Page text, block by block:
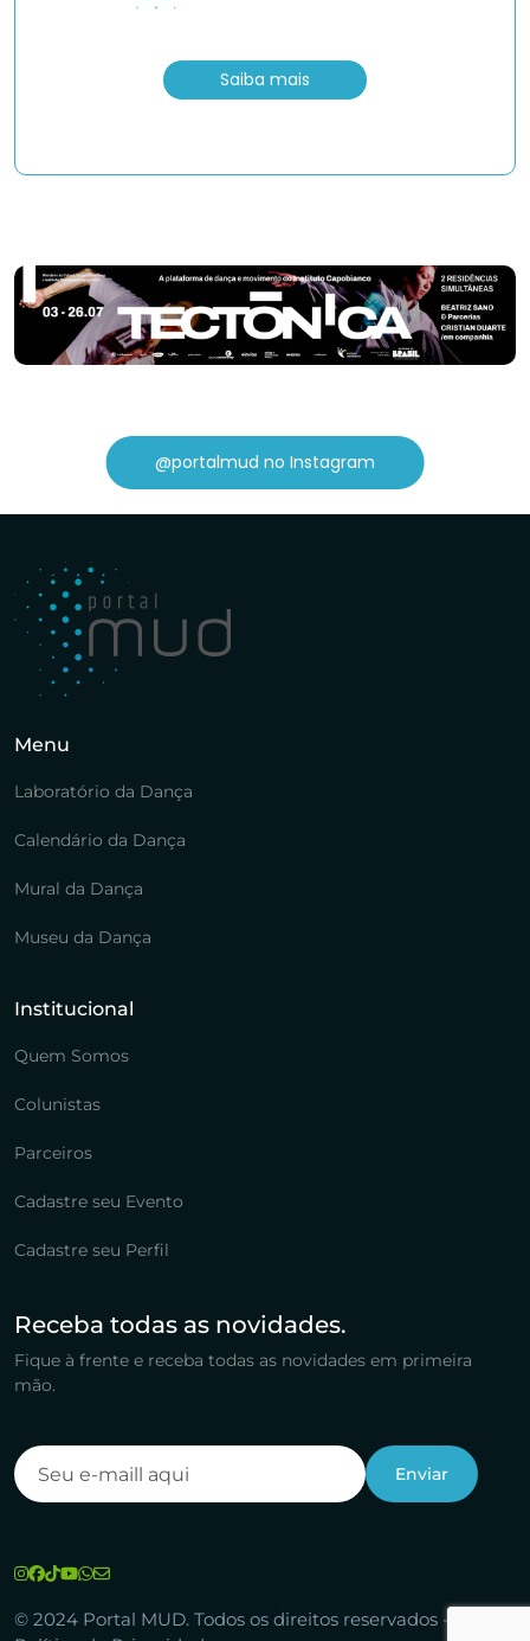
Saiba mais
@portalmud no Instagram
Menu
Laboratório da Dança
Calendário da Dança
Mural da Dança
Museu da Dança
Institucional
Quem Somos
Colunistas
Parceiros
Cadastre seu Evento
Cadastre seu Perfil
Receba todas as novidades.
Fique à frente e receba todas as novidades em primeira
mão.
© 2024 Portal MUD. Todos os direitos reservados -